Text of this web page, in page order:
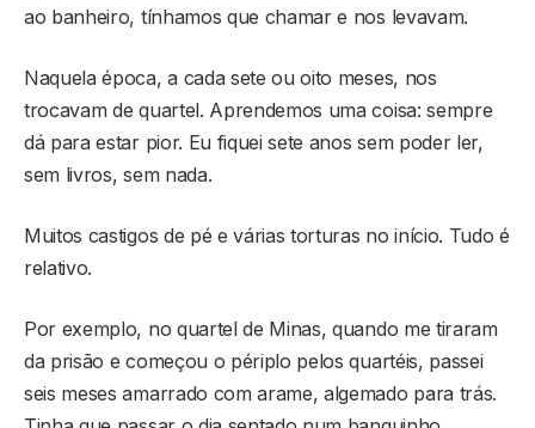
ao banheiro, tínhamos que chamar e nos levavam.
Naquela época, a cada sete ou oito meses, nos
trocavam de quartel. Aprendemos uma coisa: sempre
dá para estar pior. Eu fiquei sete anos sem poder ler,
sem livros, sem nada.
Muitos castigos de pé e várias torturas no início. Tudo é
relativo.
Por exemplo, no quartel de Minas, quando me tiraram
da prisão e começou o périplo pelos quartéis, passei
seis meses amarrado com arame, algemado para trás.